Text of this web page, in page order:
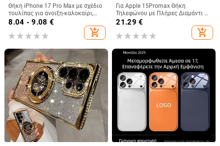
Θήκη iPhone 17 Pro Max με σχέδιο
τουλίπας για άνοιξη-καλοκαίρι,
IMD πολυτελής αίσθηση, 14 μοτίβα
κελύφους, 15 ακριβείς οπές
8.04 - 9.08 €
add_shopping_cart
Για Apple 15Promax Θήκη
Τηλεφώνου με Πλήρες Διαμάντι 16
Πολυτελής Προστατευτική Θήκη
Κουνελιού με Στρας 15pro 13
Βραχιόλι 14
21.29 €
add_shopping_cart